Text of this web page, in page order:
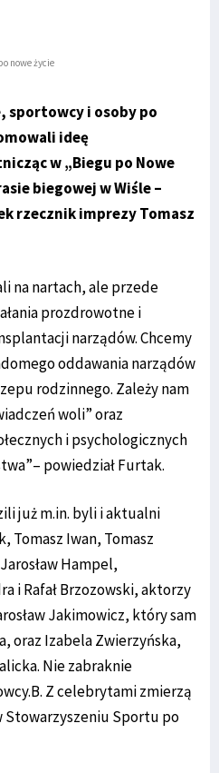
nowe życie
sportowcy i osoby po
ideę
w „Biegu po Nowe
biegowej w Wiśle –
rzecznik imprezy Tomasz
na nartach, ale przede
prozdrowotne i
narządów. Chcemy
oddawania narządów
rodzinnego. Zależy nam
woli” oraz
i psychologicznych
powiedział Furtak.
już m.in. byli i aktualni
Tomasz Iwan, Tomasz
Hampel,
i Rafał Brzozowski, aktorzy
Jakimowicz, który sam
oraz Izabela Zwierzyńska,
Nie zabraknie
Z celebrytami zmierzą
Stowarzyszeniu Sportu po